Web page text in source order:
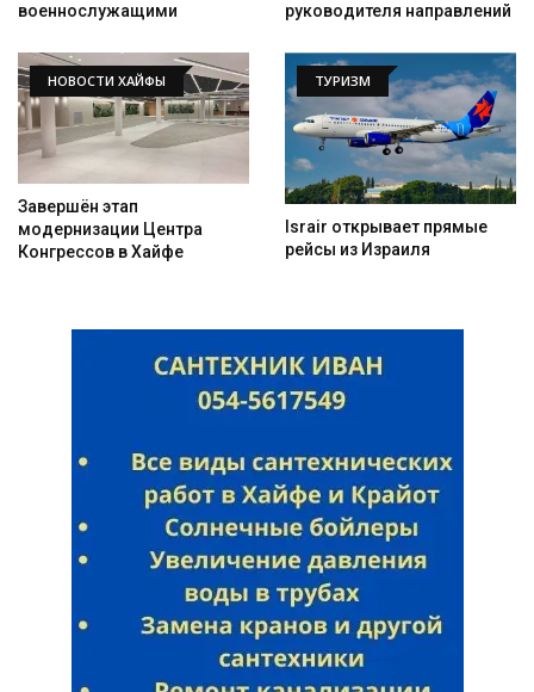
военнослужащими
руководителя направлений
НОВОСТИ ХАЙФЫ
Завершён этап
модернизации Центра
Конгрессов в Хайфе
ТУРИЗМ
Israir открывает прямые
рейсы из Израиля